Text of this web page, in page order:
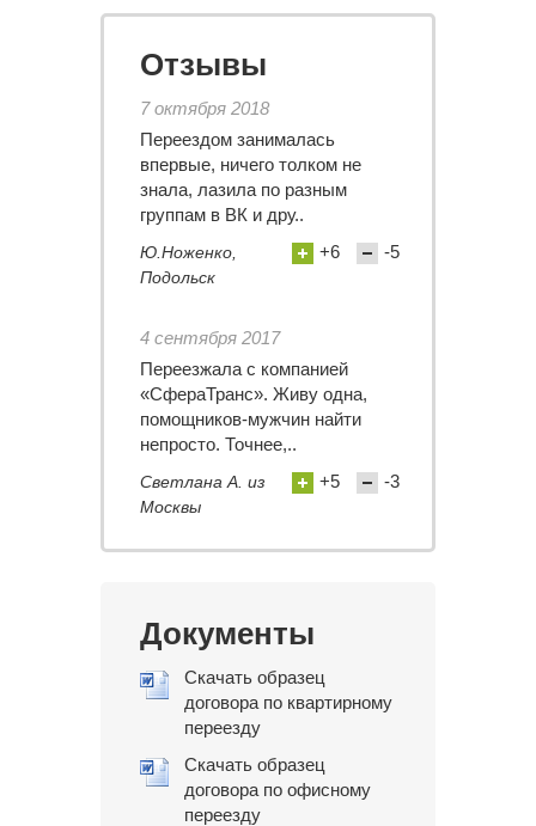
Отзывы
7 октября 2018
Переездом занималась
впервые, ничего толком не
знала, лазила по разным
группам в ВК и дру..
Ю.Ноженко,
Подольск
+6 -5
4 сентября 2017
Переезжала с компанией
«СфераТранс». Живу одна,
помощников-мужчин найти
непросто. Точнее,..
Светлана А. из
Москвы
+5 -3
Документы
Скачать образец
договора по квартирному
переезду
Скачать образец
договора по офисному
переезду